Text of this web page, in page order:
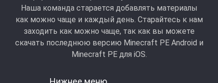
Наша команда старается добавлять материалы
как можно чаще и каждый день. Старайтесь к нам
заходить как можно чаще, так как вы можете
скачать последнюю версию Minecraft PE Android и
Minecraft РЕ для iOS.